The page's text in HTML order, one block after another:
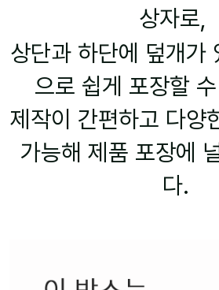
상자로,
상단과 하단에 덮개가
으로 쉽게 포장할
제작이 간편하고 다양
가능해 제품 포장에
다.